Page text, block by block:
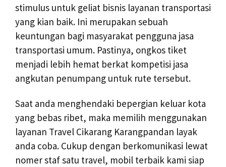
stimulus untuk geliat bisnis layanan transportasi
yang kian baik. Ini merupakan sebuah
keuntungan bagi masyarakat pengguna jasa
transportasi umum. Pastinya, ongkos tiket
menjadi lebih hemat berkat kompetisi jasa
angkutan penumpang untuk rute tersebut.
Saat anda menghendaki bepergian keluar kota
yang bebas ribet, maka memilih menggunakan
layanan Travel Cikarang Karangpandan layak
anda coba. Cukup dengan berkomunikasi lewat
nomer staf satu travel, mobil terbaik kami siap